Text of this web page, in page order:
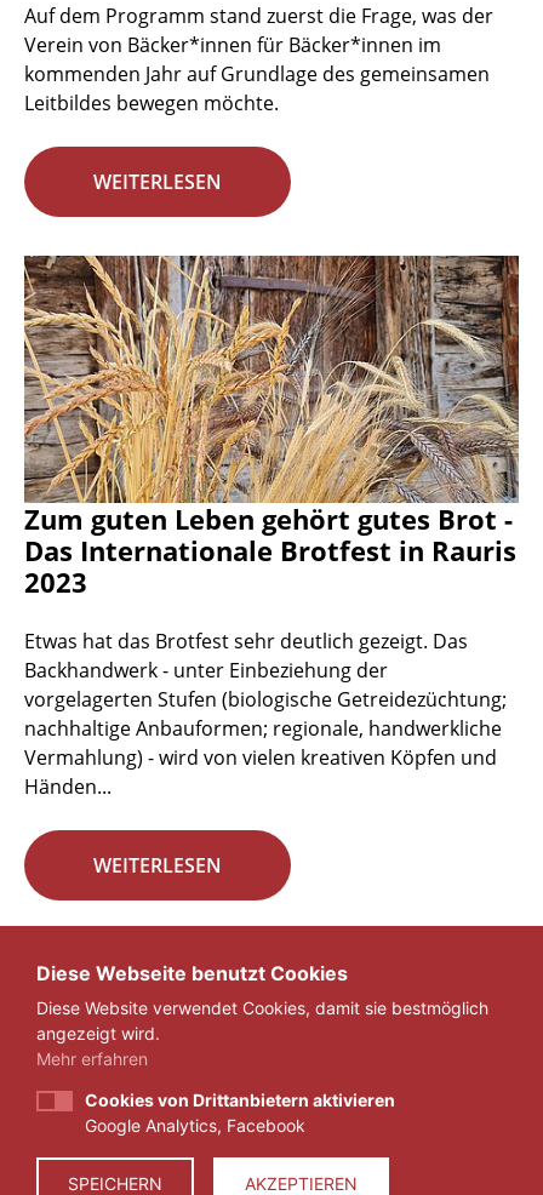
Auf dem Programm stand zuerst die Frage, was der
Verein von Bäcker*innen für Bäcker*innen im
kommenden Jahr auf Grundlage des gemeinsamen
Leitbildes bewegen möchte.
WEITERLESEN
Zum guten Leben gehört gutes Brot -
Das Internationale Brotfest in Rauris
2023
Etwas hat das Brotfest sehr deutlich gezeigt. Das
Backhandwerk - unter Einbeziehung der
vorgelagerten Stufen (biologische Getreidezüchtung;
nachhaltige Anbauformen; regionale, handwerkliche
Vermahlung) - wird von vielen kreativen Köpfen und
Händen...
WEITERLESEN
« 1 ... 4 5 6 ... 29 »
IMPRESSUM
DATENSCHUTZ
Diese Webseite benutzt Cookies
Diese Website verwendet Cookies, damit sie bestmöglich
angezeigt wird.
Mehr erfahren
Cookies von Drittanbietern aktivieren
Google Analytics, Facebook
SPEICHERN AKZEPTIEREN